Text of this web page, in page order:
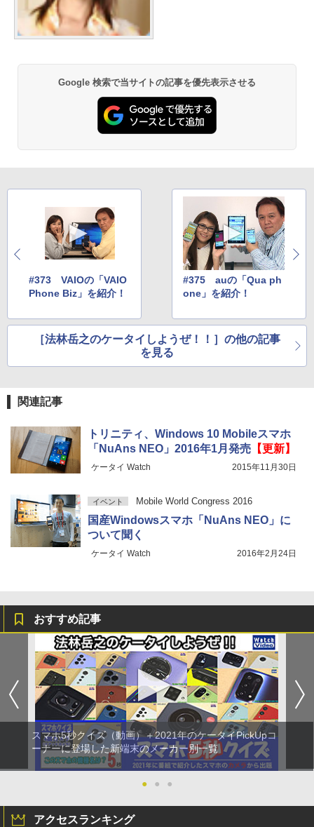
Google 検索で当サイトの記事を優先表示させる
#373 VAIOの「VAIO
Phone Biz」を紹介！
#375 auの「Qua ph
one」を紹介！
［法林岳之のケータイしようぜ！！］の他の記事
を見る
関連記事
トリニティ、Windows 10 Mobileスマホ
「NuAns NEO」2016年1月発売【更新】
ケータイ Watch 2015年11月30日
イベント Mobile World Congress 2016
国産Windowsスマホ「NuAns NEO」に
ついて聞く
ケータイ Watch 2016年2月24日
おすすめ記事
スマホ5秒クイズ（動画）＋2021年のケータイPickUpコ
ーナーに登場した新端末のメーカー別一覧
● ● ●
アクセスランキング